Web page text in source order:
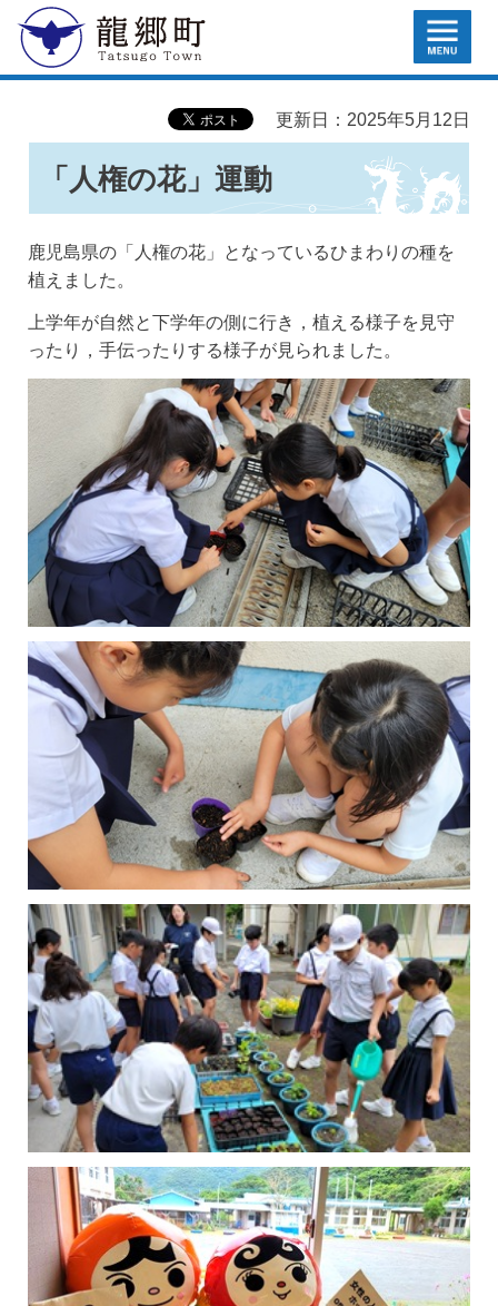
龍郷町 MENU
更新日：2025年5月12日
「人権の花」運動
鹿児島県の「人権の花」となっているひまわりの種を
植えました。
上学年が自然と下学年の側に行き，植える様子を見守
ったり，手伝ったりする様子が見られました。